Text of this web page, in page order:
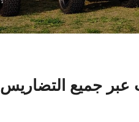
عبر جميع التضاريس